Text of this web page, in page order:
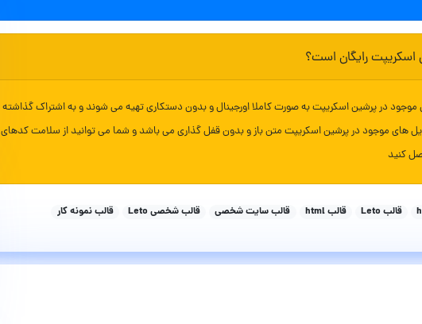
اسکریپت رایگان است؟
موجود در پرشین اسکریپت به صورت کاملا اورجینال و بدون دستکاری تهیه می شوند و به اشتراک گذاشته
های موجود در پرشین اسکریپت متن باز و بدون قفل گذاری می باشد و شما می توانید از سلامت کدهای
کنید
قالب Leto قالب html قالب سایت شخصی قالب شخصی Leto قالب نمونه کار